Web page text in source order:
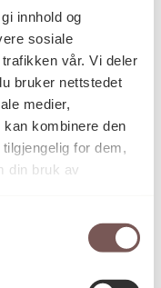
innhold og
sosiale
vår. Vi deler
bruker nettstedet
medier,
kombinere den
for dem,
din bruk av